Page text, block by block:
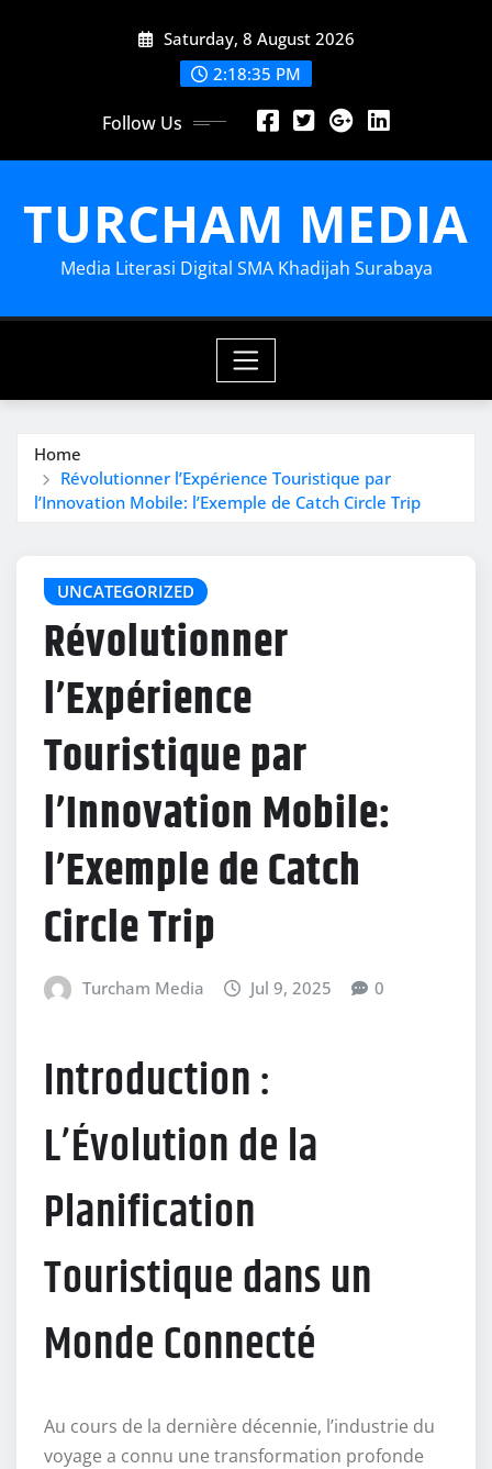
Saturday, 8 August 2026
2:18:36 PM
Follow Us
TURCHAM MEDIA
Media Literasi Digital SMA Khadijah Surabaya
Home
Révolutionner l’Expérience Touristique par
l’Innovation Mobile: l’Exemple de Catch Circle Trip
UNCATEGORIZED
Révolutionner
l’Expérience
Touristique par
l’Innovation Mobile:
l’Exemple de Catch
Circle Trip
Turcham Media Jul 9, 2025 0
Introduction :
L’Évolution de la
Planification
Touristique dans un
Monde Connecté
Au cours de la dernière décennie, l’industrie du
voyage a connu une transformation profonde